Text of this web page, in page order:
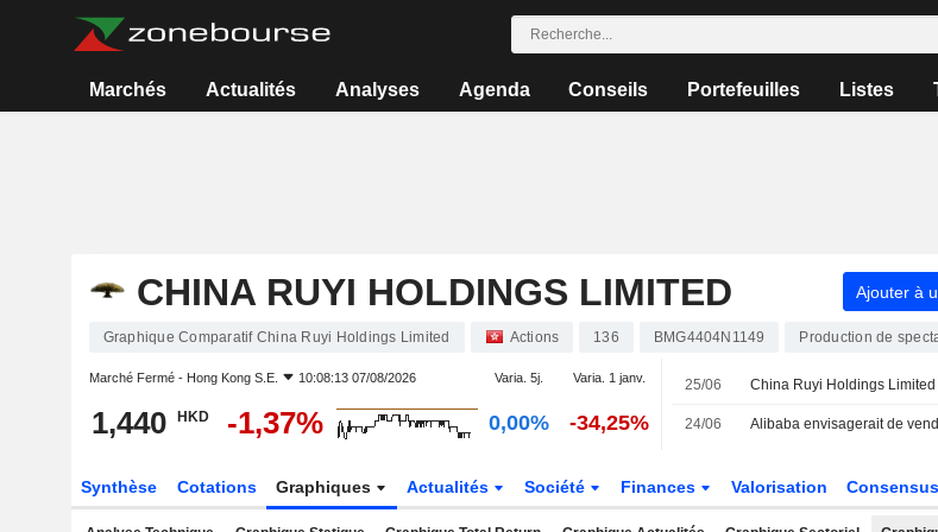
Marchés Actualités Analyses Agenda Conseils Portefeuilles Listes
CHINA RUYI HOLDINGS LIMITED Ajouter à
Graphique Comparatif China Ruyi Holdings Limited Actions 136 BMG4404N1149 Production de
Marché Fermé - Hong Kong S.E. 10:08:13 07/08/2026 Varia. 5j. Varia. 1 janv.
1,440 HKD -1,37% 0,00% -34,25%
25/06
24/06
Synthèse Cotations Graphiques Actualités Société Finances Valorisation Consensus